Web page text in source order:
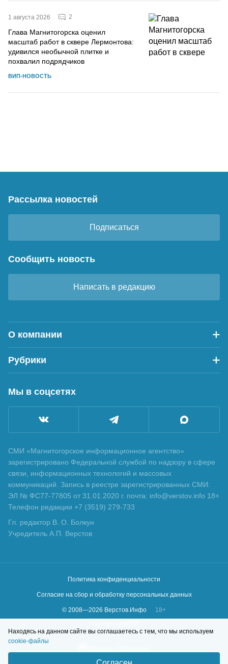
1 августа 2026 2
Глава Магнитогорска оценил
масштаб работ в сквере Лермонтова:
удивился необычной плитке и
похвалил подрядчиков
ВИП-НОВОСТЬ
Рассылка новостей
Подписаться
Сообщить новость
Написать в редакцию
О компании
Рубрики
Мы в соцсетях
СМИ «Магнитогорское информационное агентство»
зарегистрировано Федеральной службой по надзору в сфере
связи, информационных технологий и массовых
коммуникаций. Запись в реестре зарегистрированных СМИ:
ЭЛ № ФС77-77805 от 31.01.2020 г. почта: info@verstov.info 18+
Телефон редакции +7 (3519) 279-733
Гл. редактор В. О. Болкун
Учредитель А.П. Верстов
Политика конфиденциальности
Согласие на сбор и обработку персональных данных
© 2008—2026 Верстов.Инфо
18+
Находясь на данном сайте вы соглашаетесь с тем, что мы используем
cookie-файлы